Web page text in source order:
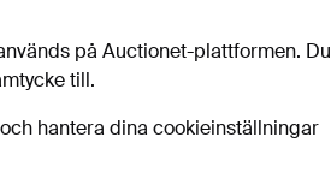
på Auctionet-plattformen. Du
till.
hantera dina cookieinställningar